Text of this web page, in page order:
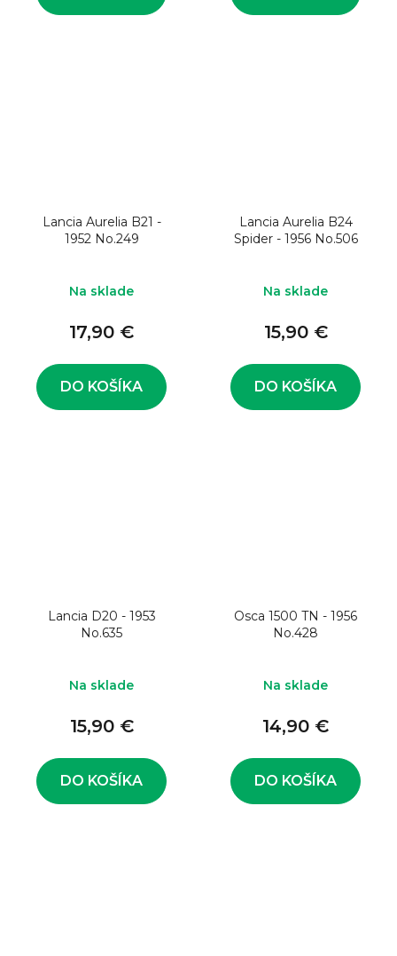
Lancia Aurelia B21 -
1952 No.249
Na sklade
17,90 €
DO KOŠÍKA
Lancia Aurelia B24
Spider - 1956 No.506
Na sklade
15,90 €
DO KOŠÍKA
Lancia D20 - 1953
No.635
Na sklade
15,90 €
DO KOŠÍKA
Osca 1500 TN - 1956
No.428
Na sklade
14,90 €
DO KOŠÍKA